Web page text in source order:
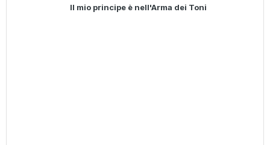
Il mio principe è nell'Arma dei Toni